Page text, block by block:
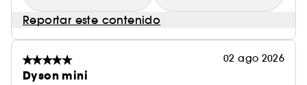
Reportar este contenido
02 ago 2026
Dyson mini